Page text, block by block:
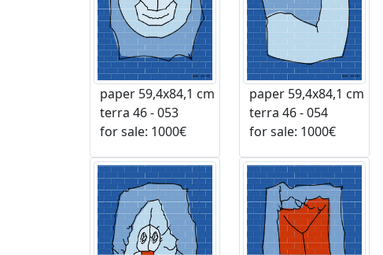
paper 59,4x84,1 cm
terra 46 - 053
for sale: 1000€
paper 59,4x84,1 cm
terra 46 - 054
for sale: 1000€